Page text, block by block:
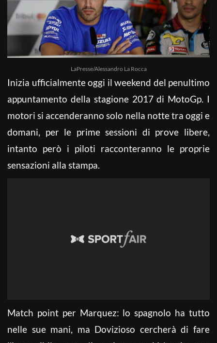
LaPresse/Alessandro La Rocca
Inizia ufficialmente oggi il weekend del penultimo
appuntamento della stagione 2017 di MotoGp. I
motori si accenderanno solo nella notte tra oggi e
domani, per le prime sessioni di prove libere,
intanto però i piloti racconteranno le proprie
sensazioni alla stampa.
Match point per Marquez: lo spagnolo ha tutto
nelle sue mani, ma Dovizioso cercherà di fare